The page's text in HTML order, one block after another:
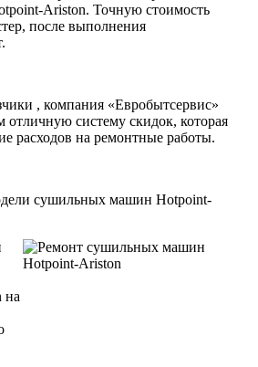
Ariston. Точную стоимость
после выполнения
, компания «Евробытсервис»
отличную систему скидок, которая
расходов на ремонтные работы.
сушильных машин Hotpoint-
на